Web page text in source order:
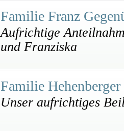
Familie Franz
Aufrichtige
und Franziska
Familie
Unser aufrichtiges